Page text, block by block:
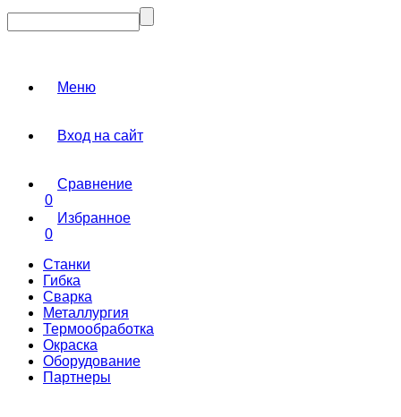
Меню
Вход на сайт
Сравнение
0
Избранное
0
Станки
Гибка
Сварка
Металлургия
Термообработка
Окраска
Оборудование
Партнеры